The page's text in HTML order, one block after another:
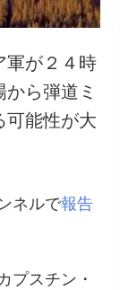
軍が２４時
ら弾道ミ
可能性が大
ネルで報告
プスチン・